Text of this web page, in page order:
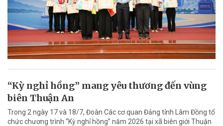
“Kỳ nghỉ hồng” mang yêu thương đến vùng
biên Thuận An
Trong 2 ngày 17 và 18/7, Đoàn Các cơ quan Đảng tỉnh Lâm Đồng tổ
chức chương trình “Kỳ nghỉ hồng” năm 2026 tại xã biên giới Thuận